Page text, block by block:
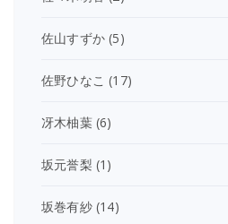
佐山すずか (5)
佐野ひなこ (17)
冴木柚葉(6)
坂元誉梨 (1)
坂巻有紗(14)